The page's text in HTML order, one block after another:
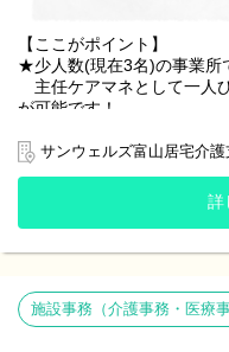
✅️日程
【看護師対象】
07月27日(月)19:00～19:30
08月10日(月)12:30～13:00
08月17日(月)19:00～19:30
08月24日(月)19:00～19:30
【介護士対象】
08月25日(火)12:30～13:00
【ここがポイント】
★少人数(現在3名)の事業所
主任ケアマネとして一人
が可能です！
わからないことは何でも
★土日祝休み！年間休日
※会社カレンダーにより土
★残業時間月5.7hでワーク
☆
サンウェルズ富山居宅介
詳
施設事務（介護事務・医療事